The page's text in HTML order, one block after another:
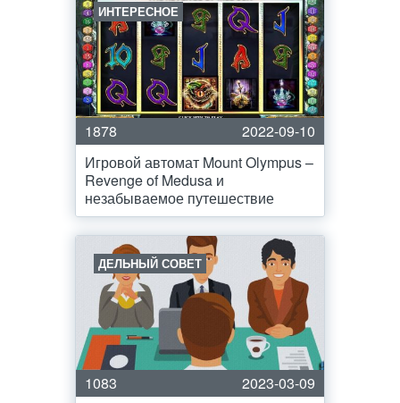
ИНТЕРЕСНОЕ
1878
2022-09-10
Игровой автомат Mount Olympus –
Revenge of Medusa и
незабываемое путешествие
ДЕЛЬНЫЙ СОВЕТ
1083
2023-03-09